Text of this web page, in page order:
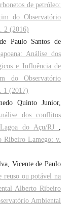
de petróleo:
do Observatório
2 (2016)
Paulo Santos de
Análise dos
e Influência de
do Observatório
1 (2017)
Quinto Junior,
dos conflitos
do Açu/RJ
Ribeiro Lamego: v.
Vicente de Paulo
reuso ou potável na
Alberto Ribeiro
Ambiental